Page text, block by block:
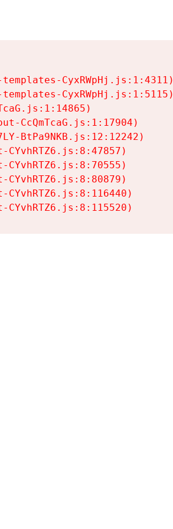
CyxRWpHj.js:1:4311)
CyxRWpHj.js:1:5115)
CcQmTcaG.js:1:17904)
BtPa9NKB.js:12:12242)
CYvhRTZ6.js:8:47857)
CYvhRTZ6.js:8:70555)
CYvhRTZ6.js:8:80879)
CYvhRTZ6.js:8:116440)
CYvhRTZ6.js:8:115520)